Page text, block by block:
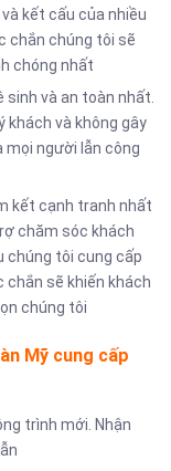
kết cấu của nhiều
chắn chúng tôi sẽ
chóng nhất
và an toàn nhất.
khách và không gây
mọi người lẫn công
kết cạnh tranh nhất
chăm sóc khách
chúng tôi cung cấp
chắn sẽ khiến khách
chúng tôi
Mỹ cung cấp
trình mới. Nhận